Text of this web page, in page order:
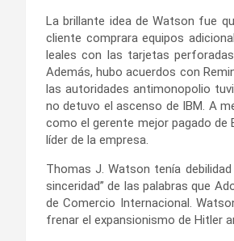
La brillante idea de Watson fue
cliente comprara equipos
leales con las tarjetas
Además, hubo acuerdos con
las autoridades antimonopolio
no detuvo el ascenso de IBM. A
como el gerente mejor pagado de
líder de la empresa.
Thomas J. Watson tenía
sinceridad” de las palabras que
de Comercio Internacional.
frenar el expansionismo de Hitler